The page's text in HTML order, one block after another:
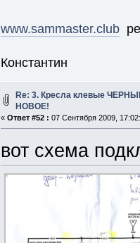
www.sammaster.club
Константин
Re: 3. Кресла клевые
НОВОЕ!
«Ответ #52 : 07 Сентября 2009,
вот схема